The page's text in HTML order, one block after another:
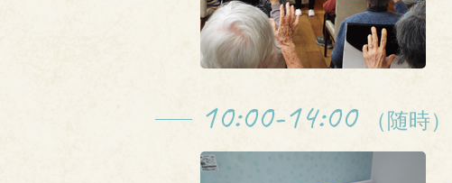
10:00-14:00 （随時）